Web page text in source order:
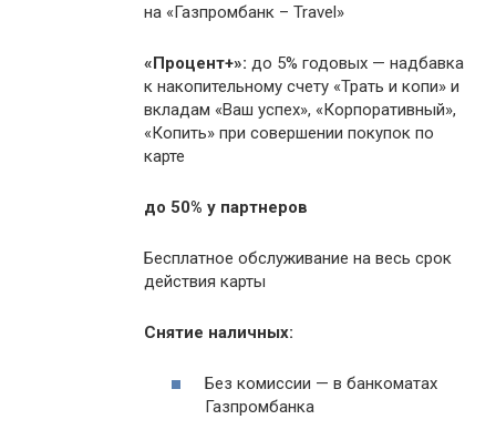
на «Газпромбанк – Travel»
«Процент+»: до 5% годовых — надбавка
к накопительному счету «Трать и копи» и
вкладам «Ваш успех», «Корпоративный»,
«Копить» при совершении покупок по
карте
до 50% у партнеров
Бесплатное обслуживание на весь срок
действия карты
Снятие наличных:
Без комиссии — в банкоматах
Газпромбанка